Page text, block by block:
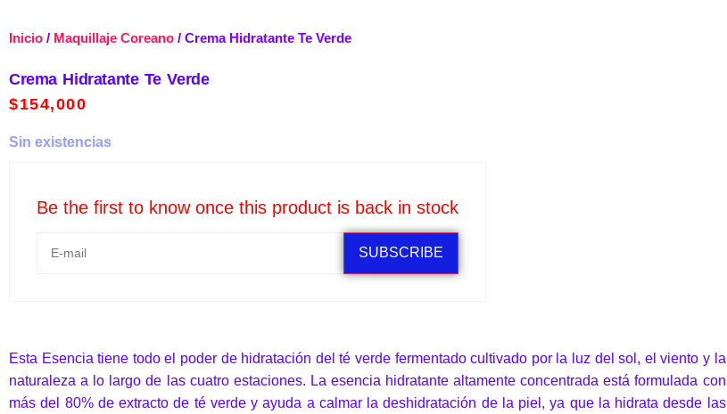
Inicio / Maquillaje Coreano / Crema Hidratante Te Verde
Crema Hidratante Te Verde
$154,000
Sin existencias
Be the first to know once this product is back in stock
SUBSCRIBE
Esta Esencia tiene todo el poder de hidratación del té verde fermentado cultivado por la luz del sol, el viento y la
naturaleza a lo largo de las cuatro estaciones. La esencia hidratante altamente concentrada está formulada con
más del 80% de extracto de té verde y ayuda a calmar la deshidratación de la piel, ya que la hidrata desde las